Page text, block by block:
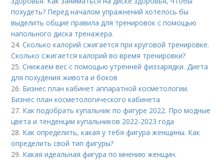
похудеть? Перед началом упражнений хотелось бы
выделить общие правила для тренировок с помощью
напольного диска тренажера.
24.Сколько калорий сжигается при круговой тренировке.
Сколько сжигается калорий во время тренировки?
25.Снижаем вес с помощью утренней физзарядки. Диета
для похудения живота и боков
26. Бизнес план кабинет аппаратной косметологии.
Бизнес план косметологического кабинета
27. Как подобрать купальник по фигуре 2022. Про модные
цвета и тенденции купальников 2022-2023 года
28. Как определить, какая у тебя фигура женщины. Как
определить свой тип фигуры?
29. Какая идеальная фигура по мнению женщин.